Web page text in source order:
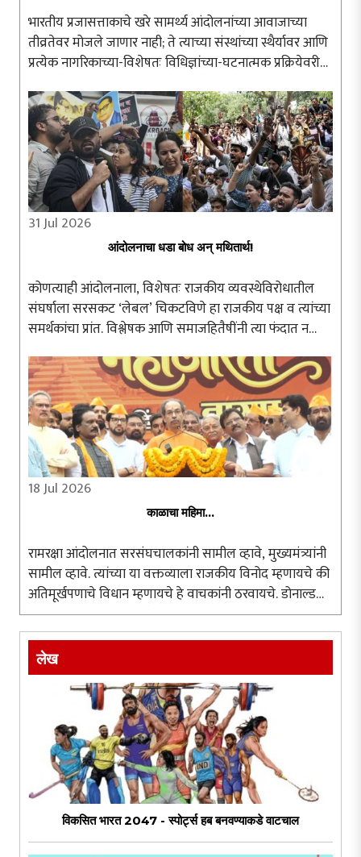
भारतीय प्रजासत्ताकाचे खरे सामर्थ्य आंदोलनांच्या आवाजाच्या
तीव्रतेवर मोजले जाणार नाही; ते त्याच्या संस्थांच्या स्थैर्यावर आणि
प्रत्येक नागरिकाच्या-विशेषतः विधिज्ञांच्या-घटनात्मक प्रक्रियेवरील
31 Jul 2026
आंदोलनाचा धडा बोध अन् मथितार्थ!
कोणत्याही आंदोलनाला, विशेषतः राजकीय व्यवस्थेविरोधातील
संघर्षाला सरसकट ‘लेबल’ चिकटविणे हा राजकीय पक्ष व त्यांच्या
समर्थकांचा प्रांत. विश्लेषक आणि समाजहितैषींनी त्या फंदात न
दिल्लीतील जंतरमंतरवर ..
18 Jul 2026
काळाचा महिमा...
रामरक्षा आंदोलनात सरसंघचालकांनी सामील व्हावे, मुख्यमंत्र्यांनी
सामील व्हावे. त्यांच्या या वक्तव्याला राजकीय विनोद म्हणायचे की
अतिमूर्खपणाचे विधान म्हणायचे हे वाचकांनी ठरवायचे. डोनाल्ड
ट्रम्प, ब्रिटनचे पंतप्रधान, रशियाचे पुतीन यांना आंदोलनात सहभागी
..
लेख
विकसित भारत 2047 - स्पोर्ट्स हब बनवण्याकडे वाटचाल